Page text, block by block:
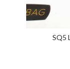
SQ5